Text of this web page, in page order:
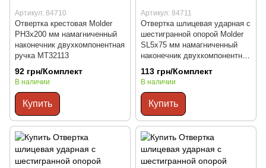
Артикул: 84710
Отвертка крестовая Molder
PH3x200 мм намагниченный
наконечник двухкомпонентная
ручка MT32113
92 грн/Комплект
В наличии
Купить
Артикул: 84711
Отвертка шлицевая ударная с
шестигранной опорой Molder
SL5x75 мм намагниченный
наконечник двухкомпонентная
ручка MT33001
113 грн/Комплект
В наличии
Купить